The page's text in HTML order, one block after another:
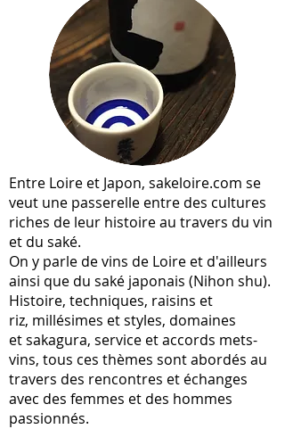
Entre Loire et Japon, sakeloire.com se
veut une passerelle entre des cultures
riches de leur histoire au travers du vin
et du saké.
On y parle de vins de Loire et d'ailleurs
ainsi que du saké japonais (Nihon shu).
Histoire, techniques, raisins et
riz, millésimes et styles, domaines
et sakagura, service et accords mets-
vins, tous ces thèmes sont abordés au
travers des rencontres et échanges
avec des femmes et des hommes
passionnés.